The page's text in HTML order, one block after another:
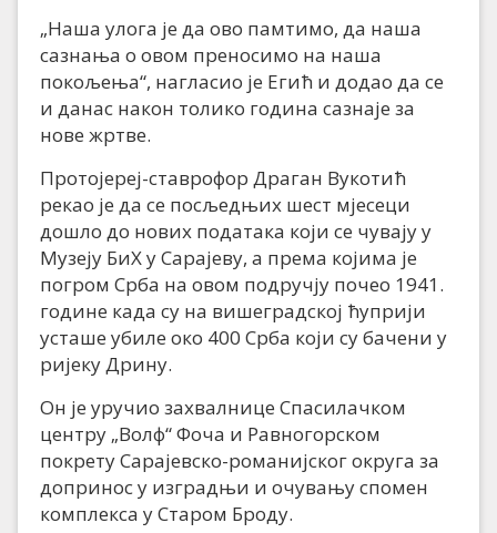
„Наша улога је да ово памтимо, да наша
сазнања о овом преносимо на наша
покољења“, нагласио је Егић и додао да се
и данас након толико година сазнаје за
нове жртве.
Протојереј-ставрофор Драган Вукотић
рекао је да се посљедњих шест мјесеци
дошло до нових података који се чувају у
Музеју БиХ у Сарајеву, а према којима је
погром Срба на овом подручју почео 1941.
године када су на вишеградској ћуприји
усташе убиле око 400 Срба који су бачени у
ријеку Дрину.
Он је уручио захвалнице Спасилачком
центру „Волф“ Фоча и Равногорском
покрету Сарајевско-романијског округа за
допринос у изградњи и очувању спомен
комплекса у Старом Броду.